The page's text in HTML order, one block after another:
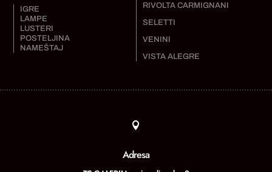
IGRE
LAMPE
LUSTERI
POSTELJINA
NAMEŠTAJ
RIVOLTA CARMIGNANI
SELETTI
VENINI
VISTA ALEGRE

Adresa